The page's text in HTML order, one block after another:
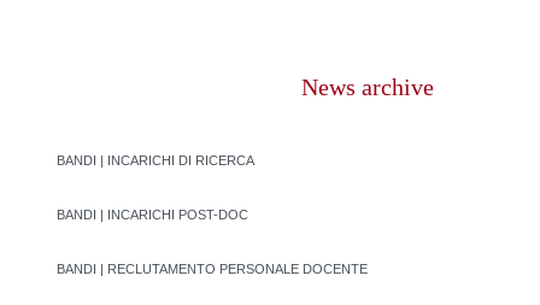
News archive
BANDI | INCARICHI DI RICERCA
BANDI | INCARICHI POST-DOC
BANDI | RECLUTAMENTO PERSONALE DOCENTE